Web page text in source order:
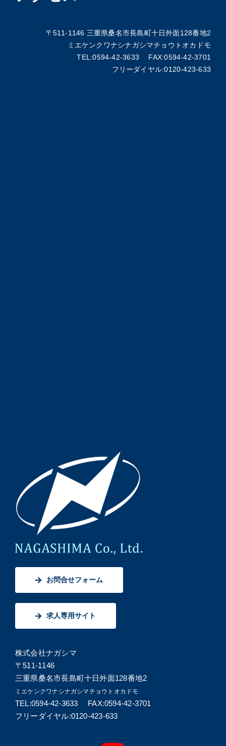
〒511-1146 三重県桑名市長島町十日外面128番地2
ミエケンクワナシナガシマチョウトオカドモ
TEL:0594-42-3633 FAX:0594-42-3701
フリーダイヤル:0120-423-633
お問合せフォーム
求人専用サイト
株式会社ナガシマ
〒511-1146
三重県桑名市長島町十日外面128番地2
ミエケンクワナシナガシマチョウトオカドモ
TEL:0594-42-3633 FAX:0594-42-3701
フリーダイヤル:0120-423-633